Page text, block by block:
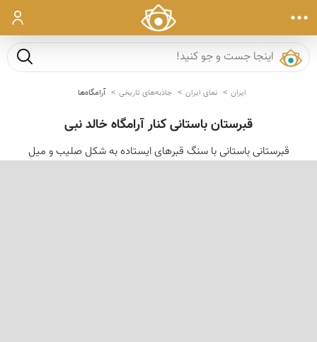
ورود
جست و
ایران نمای ایران جاذبه‌های تاریخی آرامگاه‌ها
قبرستان باستانی کنار آرامگاه خالد نبی
قبرستانی باستانی با سنگ قبرهای ایستاده به شکل صلیب و میل